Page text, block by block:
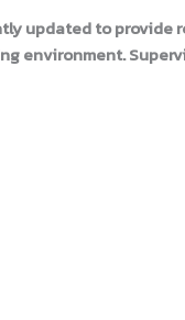
updated to provide